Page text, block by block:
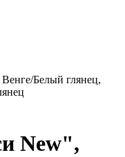
Белый глянец,
New",